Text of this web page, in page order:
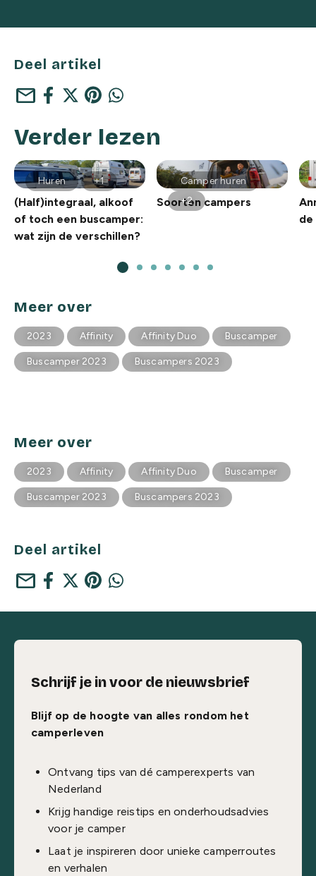
Deel artikel
mail
Verder lezen
Huren +1
(Half)integraal, alkoof
of toch een buscamper:
wat zijn de verschillen?
Camper huren
+2
Soorten campers
de
Meer over
2023 Affinity Affinity Duo Buscamper
Buscamper 2023 Buscampers 2023
Meer over
2023 Affinity Affinity Duo Buscamper
Buscamper 2023 Buscampers 2023
Deel artikel
mail
Schrijf je in voor de nieuwsbrief
Blijf op de hoogte van alles rondom het
camperleven
Ontvang tips van dé camperexperts van
Nederland
Krijg handige reistips en onderhoudsadvies
voor je camper
Laat je inspireren door unieke camperroutes
en verhalen